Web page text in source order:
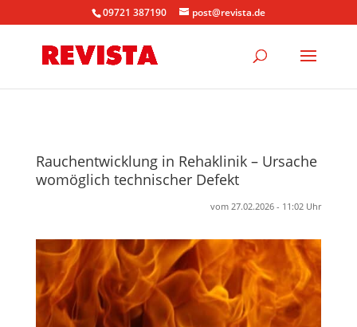
09721 387190 post@revista.de
Rauchentwicklung in Rehaklinik – Ursache
womöglich technischer Defekt
vom 27.02.2026 - 11:02 Uhr